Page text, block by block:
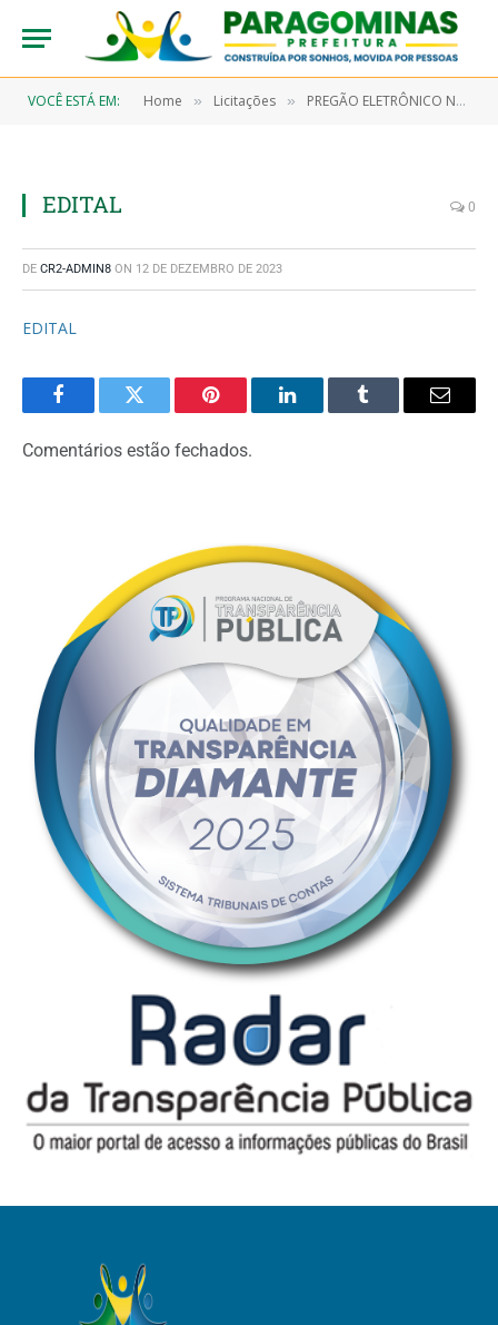
VOCÊ ESTÁ EM: Home » Licitações » PREGÃO ELETRÔNICO N° 9/2022-00095 (CONTRATAÇÃO DE EMPRESA ESPECIALIZADA NA PRESTAÇÃO DE SERVIÇOS CONTÍNUO DE MANUTENÇÃO PREVENTIVA E CORRETIVA COM FORNECIMENTO DE PEÇAS DOS EQUIPAMENTOS HOSPITALARES E DIVERSOS UTILIZADOS NA SECRETARIA DE SAÚDE, HOSPITAL MUNICIPAL DE PARAGOMINAS E UNIDADE DE PRONTO ATENDIMENTO – UPA)
EDITAL 0
DE CR2-ADMIN8 ON 12 DE DEZEMBRO DE 2023
EDITAL
FacebookTwitter Pinterest LinkedInTumblr Email
Comentários estão fechados.